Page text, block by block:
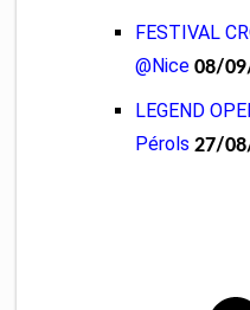
FESTIVAL
@Nice 08/
LEGEND
Pérols 27/